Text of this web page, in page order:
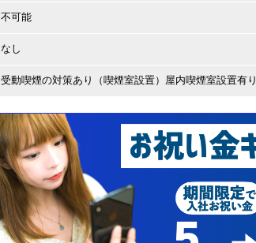
不可能
なし
受動喫煙の対策あり（喫煙室設置）屋内喫煙室設置有り